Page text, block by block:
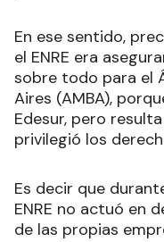
En ese sentido,
el ENRE era
sobre todo para el
Aires (AMBA),
Edesur, pero
privilegió los
Es decir que
ENRE no actuó en
de las propias